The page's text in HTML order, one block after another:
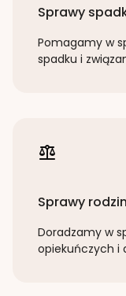
Sprawy
Pomagamy w
spadku i
Sprawy
Doradzamy w
opiekuńczych i